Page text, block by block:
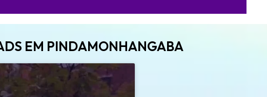
EM PINDAMONHANGABA